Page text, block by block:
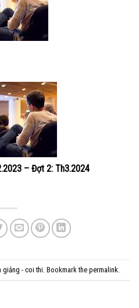
– Đợt 2: Th3.2024
giảng - coi thi . Bookmark the permalink